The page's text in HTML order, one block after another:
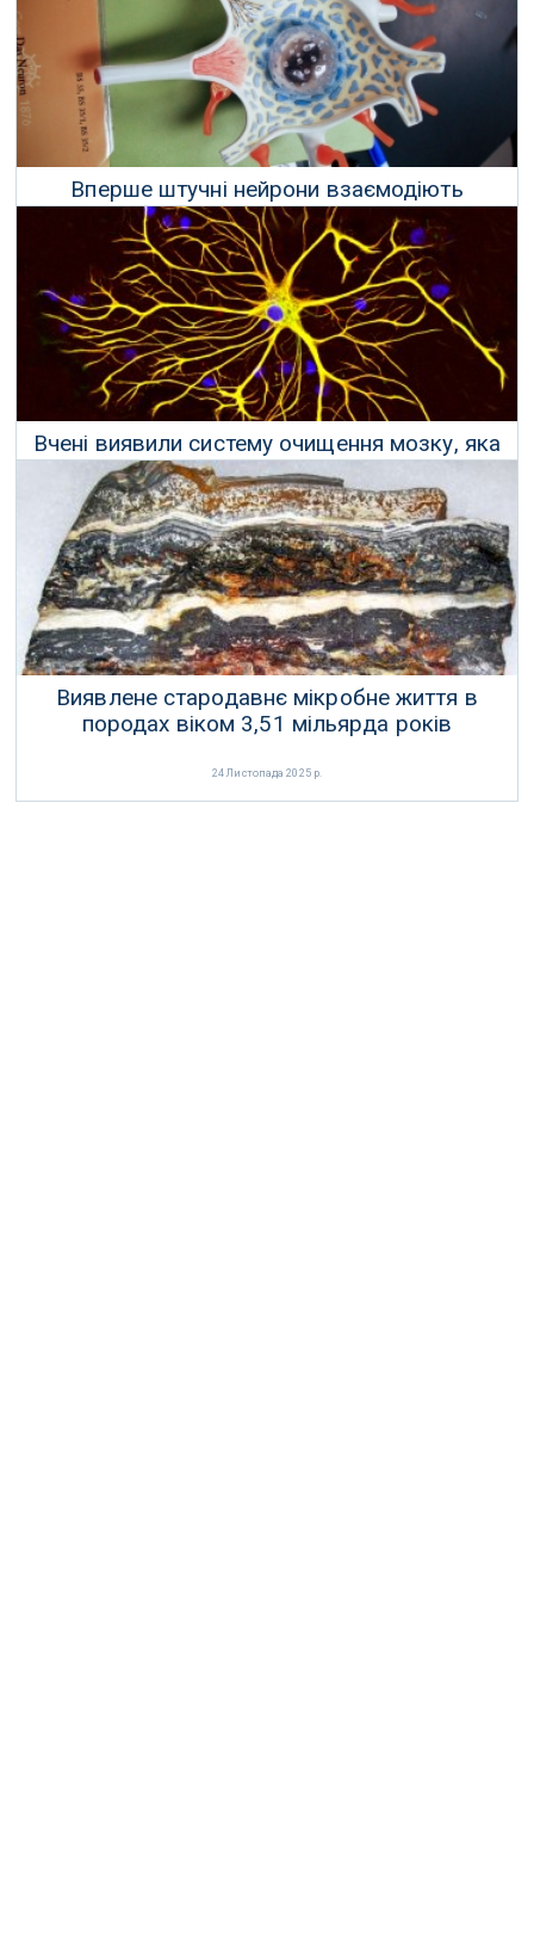
Вперше штучні нейрони взаємодіють
безпосередньо з живими клітинами
16 Жовтня 2025 р.
Вчені виявили систему очищення мозку, яка
руйнується при хворобі Альцгеймера
03 Травня 2025 р.
Виявлене стародавнє мікробне життя в
породах віком 3,51 мільярда років
24 Листопада 2025 р.